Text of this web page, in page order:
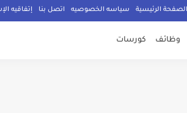
الصفحة الرئيسية سياسه الخصوصيه اتصل بنا إتفاقيه
وظائف كورسات